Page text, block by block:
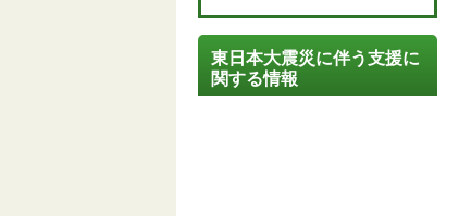
東日本大震災に伴う支援に
関する情報